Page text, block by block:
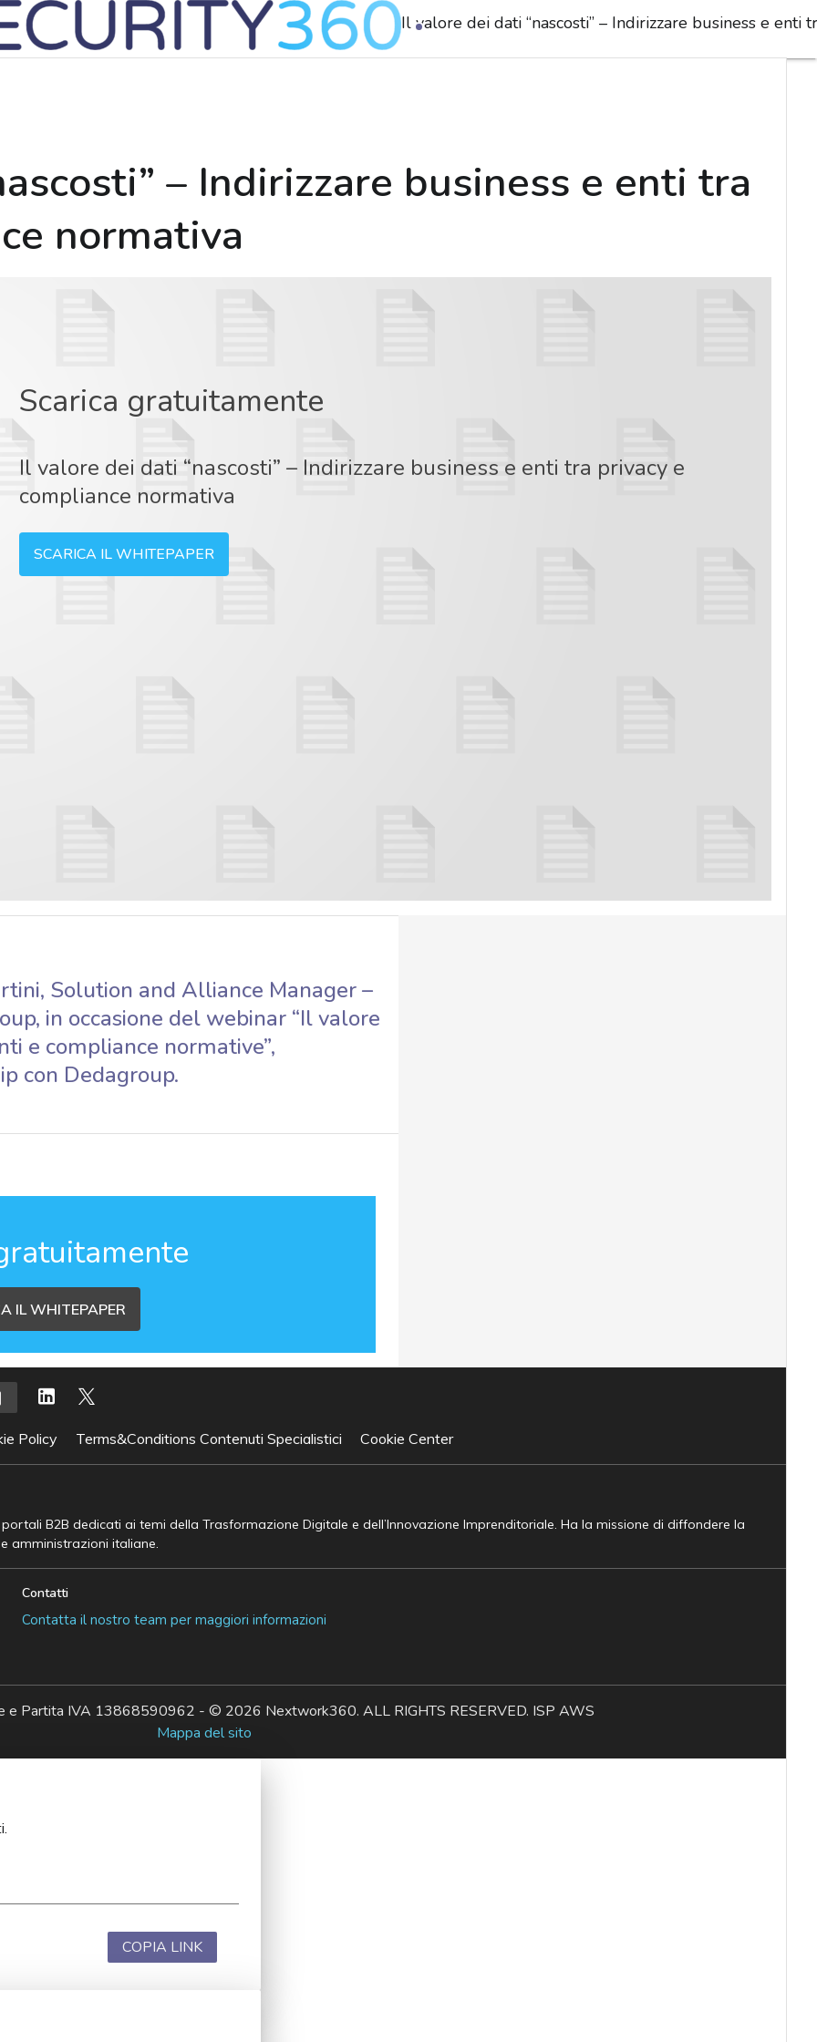
Il valore dei dati “nascosti” – Indirizzare business e enti
– Indirizzare business e enti tra
normativa
Scarica gratuitamente
Il valore dei dati “nascosti” – Indirizzare business e enti tra privacy e
compliance normativa
SCARICA IL WHITEPAPER
Solution and Alliance Manager –
in occasione del webinar “Il valore
e compliance normative”,
con Dedagroup.
IL WHITEPAPER
Policy Terms&Conditions Contenuti Specialistici Cookie Center
B2B dedicati ai temi della Trasformazione Digitale e dell’Innovazione Imprenditoriale. Ha la missione di diffondere la
amministrazioni italiane.
Contatti
Contatta il nostro team per maggiori informazioni
e Partita IVA 13868590962 - © 2026 Nextwork360. ALL RIGHTS RESERVED. ISP AWS
Mappa del sito
COPIA LINK